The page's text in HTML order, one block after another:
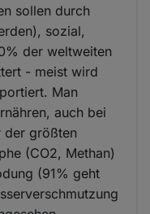
sollen durch
sozial,
der weltweiten
- meist wird
Man
auch bei
der größten
(CO2, Methan)
(91% geht